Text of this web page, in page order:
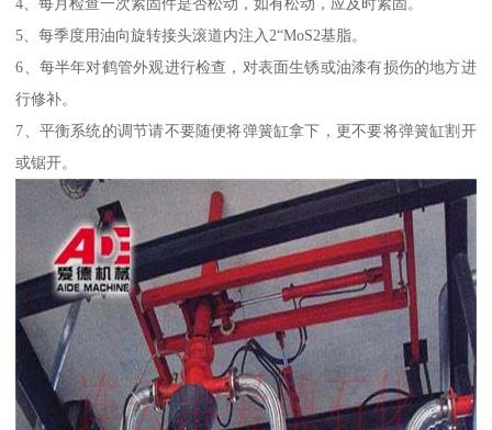
5、每季度用油向旋转接头滚道内注入2“MoS2基脂。
6、每半年对鹤管外观进行检查，对表面生锈或油漆有损伤的地方进
行修补。
7、平衡系统的调节请不要随便将弹簧缸拿下，更不要将弹簧缸割开
或锯开。